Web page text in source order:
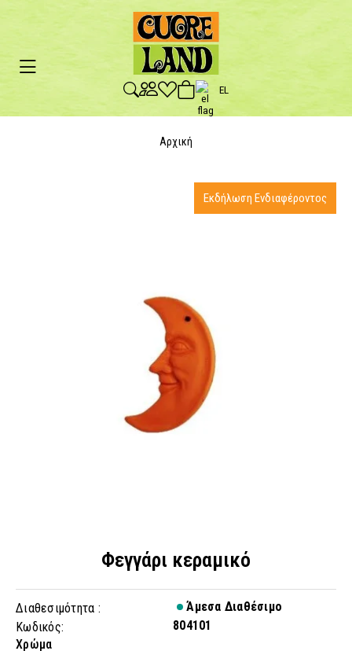
EL
Αρχική
Φεγγάρι κεραμικό
Διαθεσιμότητα :
Άμεσα Διαθέσιμο
Κωδικός:
804101
Χρώμα
Εκδήλωση Ενδιαφέροντος